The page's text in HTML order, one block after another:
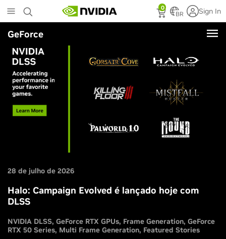
to
main
content
0
BR Sign In
GeForce
28 de julho de 2026
Halo: Campaign Evolved é lançado hoje com
DLSS
NVIDIA DLSS GeForce RTX GPUs Frame Generation GeForce
RTX 50 Series Multi Frame Generation Featured Stories